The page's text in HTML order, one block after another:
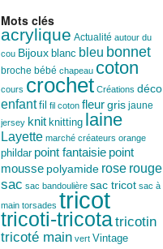
Mots clés
acrylique Actualité autour du
cou Bijoux blanc bleu bonnet
broche bébé chapeau coton
cours crochet Créations déco
enfant fil fil coton fleur gris jaune
jersey knit knitting laine
Layette marché créateurs orange
phildar point fantaisie point
mousse polyamide rose rouge
sac sac bandoulière sac tricot sac à
main torsades tricot
tricoti-tricotatricotin
tricoté main vert Vintage